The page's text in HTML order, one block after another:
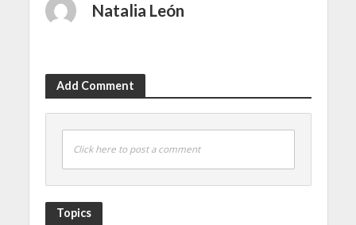
Natalia León
Add Comment
Click here to post a comment
Topics